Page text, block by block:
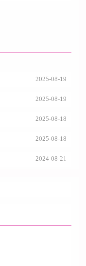
2025-08-19
2025-08-19
2025-08-18
2025-08-18
2024-08-21